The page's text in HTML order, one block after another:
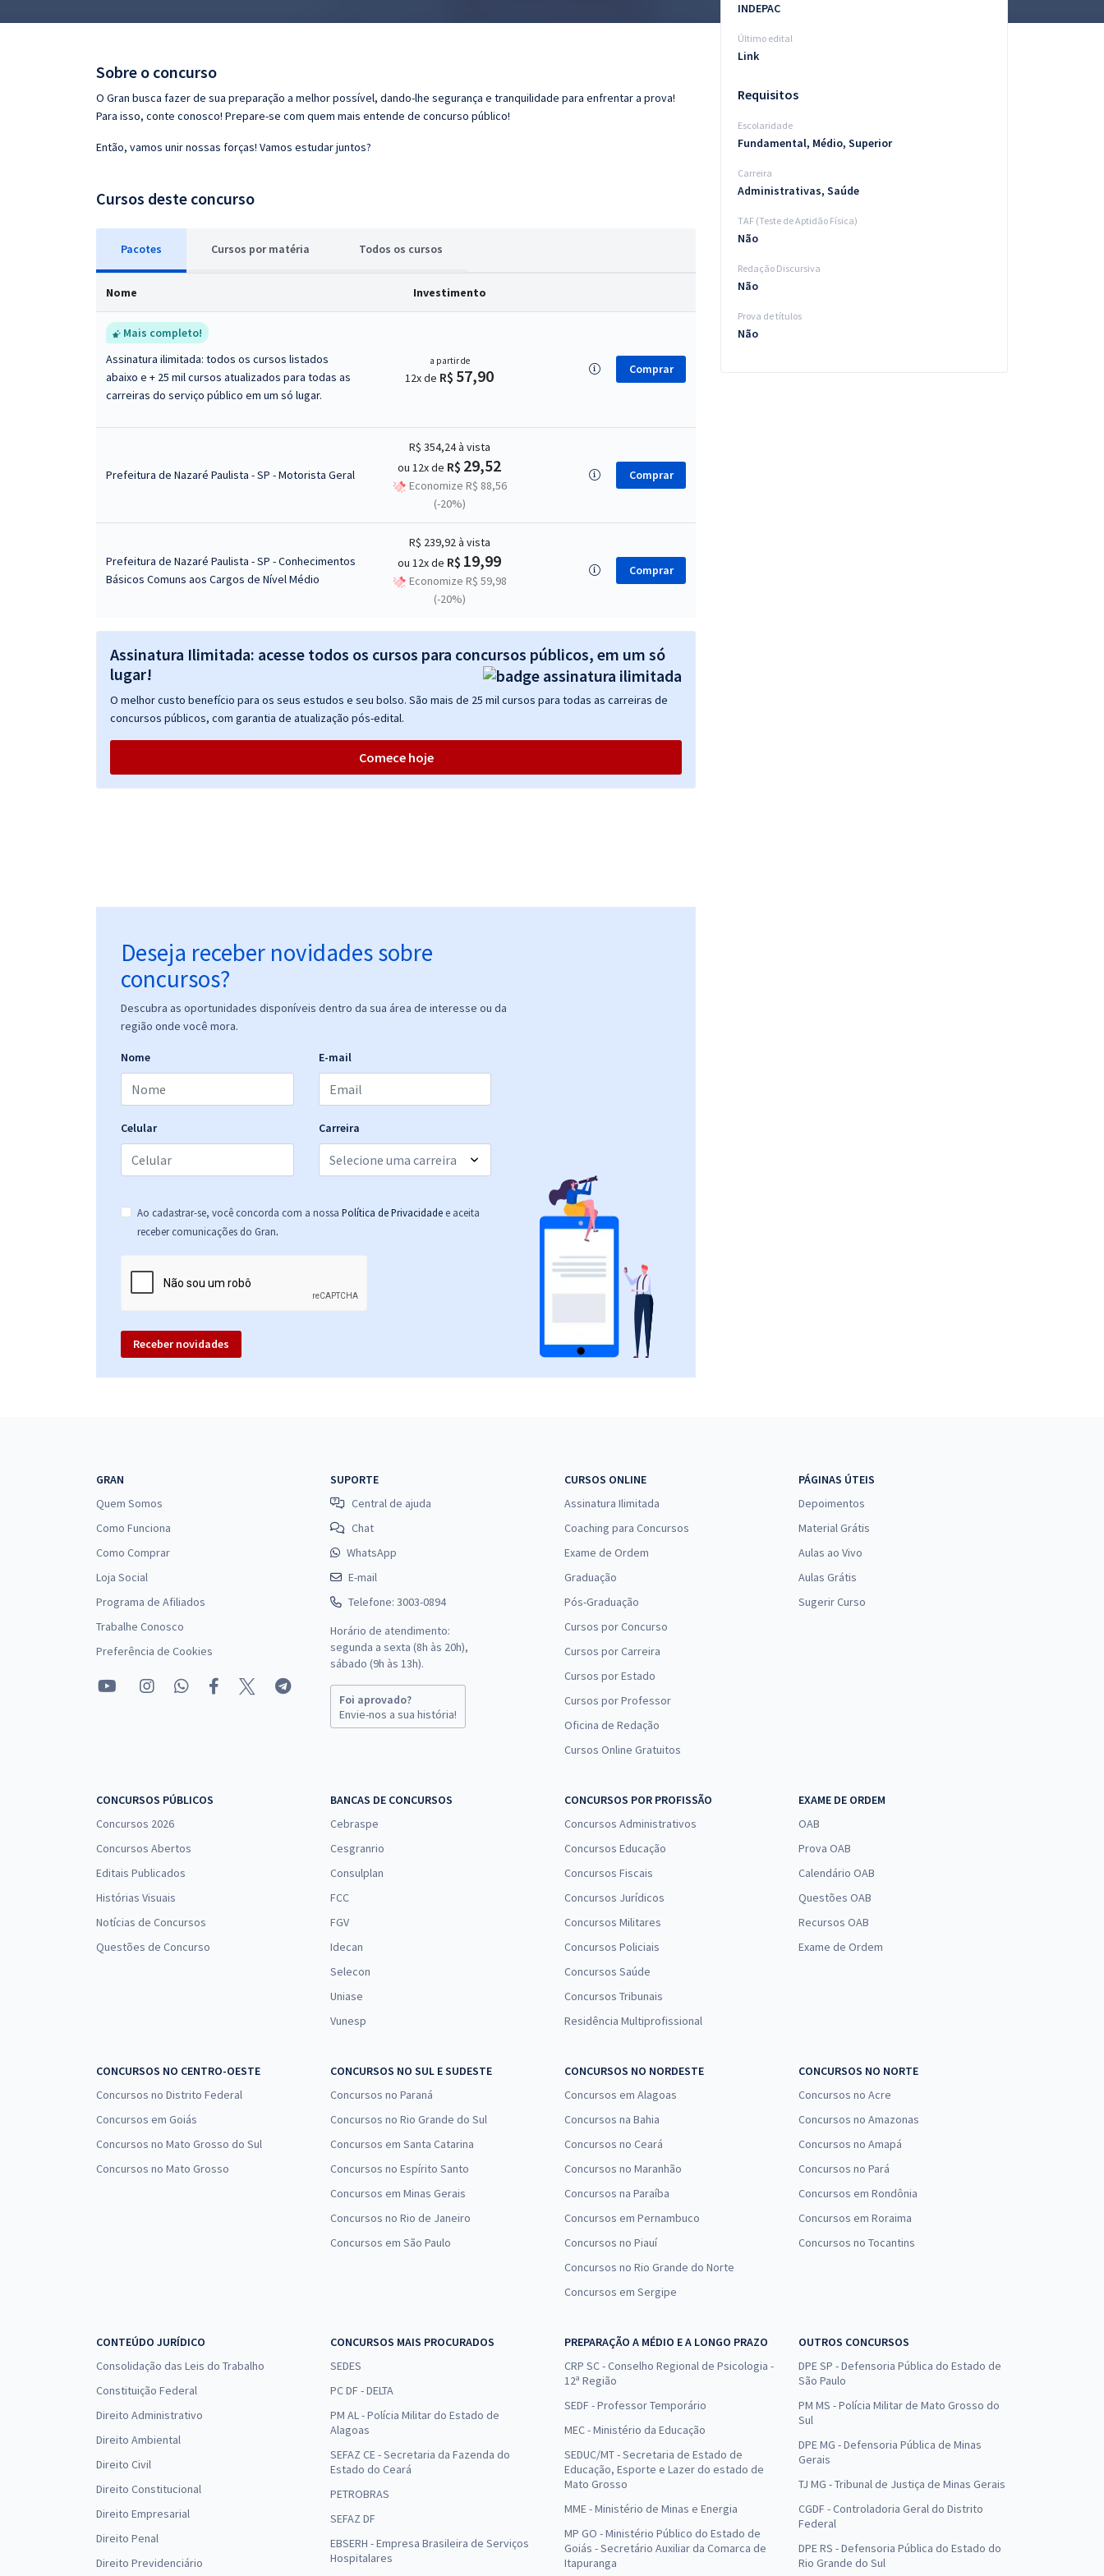
Conteúdo gratuito
Sobre o concurso
O Gran busca fazer de sua preparação a melhor possível, dando-lhe segurança e tranquilidade para enfrentar a prova!
Para isso, conte conosco! Prepare-se com quem mais entende de concurso público!
Então, vamos unir nossas forças! Vamos estudar juntos?
Cursos deste concurso
Pacotes Cursos por matéria Todos os cursos
Nome Investimento
Mais completo!
Assinatura ilimitada: todos os cursos listados
abaixo e + 25 mil cursos atualizados para todas as
carreiras do serviço público em um só lugar.
a partir de
12x de R$ 57,90 Comprar
Prefeitura de Nazaré Paulista - SP - Motorista Geral
R$ 354,24à vista
ou 12x de R$ 29,52
Economize R$ 88,56
(-20%)
Comprar
Prefeitura de Nazaré Paulista - SP - Conhecimentos
Básicos Comuns aos Cargos de Nível Médio
R$ 239,92à vista
ou 12x de R$ 19,99
Economize R$ 59,98
(-20%)
Comprar
Assinatura Ilimitada: acesse todos os cursos para concursos públicos, em um só
lugar!
O melhor custo benefício para os seus estudos e seu bolso. São mais de 25 mil cursos para todas as carreiras de
concursos públicos, com garantia de atualização pós-edital.
Comece hoje
Deseja receber novidades sobre
concursos?
Descubra as oportunidades disponíveis dentro da sua área de interesse ou da
região onde você mora.
Nome E-mail
Celular Carreira
Ao cadastrar-se, você concorda com a nossa Política de Privacidade e aceita
receber comunicações do Gran.
Receber novidades
INDEPAC
Último edital
Link
Requisitos
Escolaridade
Fundamental, Médio, Superior
Carreira
Administrativas, Saúde
TAF (Teste de Aptidão Física)
Não
Redação Discursiva
Não
Prova de títulos
Não
GRAN
Quem Somos
Como Funciona
Como Comprar
Loja Social
Programa de Afiliados
Trabalhe Conosco
Preferência de Cookies
SUPORTE
Central de ajuda
Chat
WhatsApp
E-mail
Telefone: 3003-0894
Horário de atendimento:
segunda a sexta (8h às 20h),
sábado (9h às 13h).
Foi aprovado?
Envie-nos a sua história!
CURSOS ONLINE
Assinatura Ilimitada
Coaching para Concursos
Exame de Ordem
Graduação
Pós-Graduação
Cursos por Concurso
Cursos por Carreira
Cursos por Estado
Cursos por Professor
Oficina de Redação
Cursos Online Gratuitos
PÁGINAS ÚTEIS
Depoimentos
Material Grátis
Aulas ao Vivo
Aulas Grátis
Sugerir Curso
CONCURSOS PÚBLICOS
Concursos 2026
Concursos Abertos
Editais Publicados
Histórias Visuais
Notícias de Concursos
Questões de Concurso
BANCAS DE CONCURSOS
Cebraspe
Cesgranrio
Consulplan
FCC
FGV
Idecan
Selecon
Uniase
Vunesp
CONCURSOS POR PROFISSÃO
Concursos Administrativos
Concursos Educação
Concursos Fiscais
Concursos Jurídicos
Concursos Militares
Concursos Policiais
Concursos Saúde
Concursos Tribunais
Residência Multiprofissional
EXAME DE ORDEM
OAB
Prova OAB
Calendário OAB
Questões OAB
Recursos OAB
Exame de Ordem
CONCURSOS NO CENTRO-OESTE
Concursos no Distrito Federal
Concursos em Goiás
Concursos no Mato Grosso do Sul
Concursos no Mato Grosso
CONCURSOS NO SUL E SUDESTE
Concursos no Paraná
Concursos no Rio Grande do Sul
Concursos em Santa Catarina
Concursos no Espírito Santo
Concursos em Minas Gerais
Concursos no Rio de Janeiro
Concursos em São Paulo
CONCURSOS NO NORDESTE
Concursos em Alagoas
Concursos na Bahia
Concursos no Ceará
Concursos no Maranhão
Concursos na Paraíba
Concursos em Pernambuco
Concursos no Piauí
Concursos no Rio Grande do Norte
Concursos em Sergipe
CONCURSOS NO NORTE
Concursos no Acre
Concursos no Amazonas
Concursos no Amapá
Concursos no Pará
Concursos em Rondônia
Concursos em Roraima
Concursos no Tocantins
CONTEÚDO JURÍDICO
Consolidação das Leis do Trabalho
Constituição Federal
Direito Administrativo
Direito Ambiental
Direito Civil
Direito Constitucional
Direito Empresarial
Direito Penal
Direito Previdenciário
CONCURSOS MAIS PROCURADOS
SEDES
PC DF - DELTA
PM AL - Polícia Militar do Estado de
Alagoas
SEFAZ CE - Secretaria da Fazenda do
Estado do Ceará
PETROBRAS
SEFAZ DF
EBSERH - Empresa Brasileira de Serviços
Hospitalares
PREPARAÇÃO A MÉDIO E A LONGO PRAZO
CRP SC - Conselho Regional de Psicologia -
12ª Região
SEDF - Professor Temporário
MEC - Ministério da Educação
SEDUC/MT - Secretaria de Estado de
Educação, Esporte e Lazer do estado de
Mato Grosso
MME - Ministério de Minas e Energia
MP GO - Ministério Público do Estado de
Goiás - Secretário Auxiliar da Comarca de
Itapuranga
OUTROS CONCURSOS
DPE SP - Defensoria Pública do Estado de
São Paulo
PM MS - Polícia Militar de Mato Grosso do
Sul
DPE MG - Defensoria Pública de Minas
Gerais
TJ MG - Tribunal de Justiça de Minas Gerais
CGDF - Controladoria Geral do Distrito
Federal
DPE RS - Defensoria Pública do Estado do
Rio Grande do Sul